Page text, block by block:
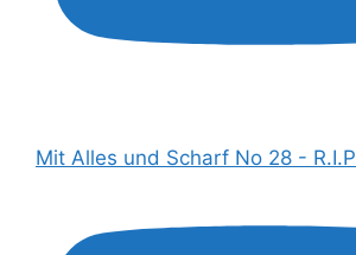
Mit Alles und Scharf No 28 -